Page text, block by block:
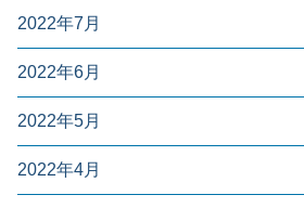
2022年7月
2022年6月
2022年5月
2022年4月